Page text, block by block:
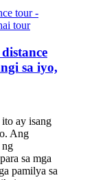
sa iyo,
ay isang
Ang
ng
sa mga
pamilya sa